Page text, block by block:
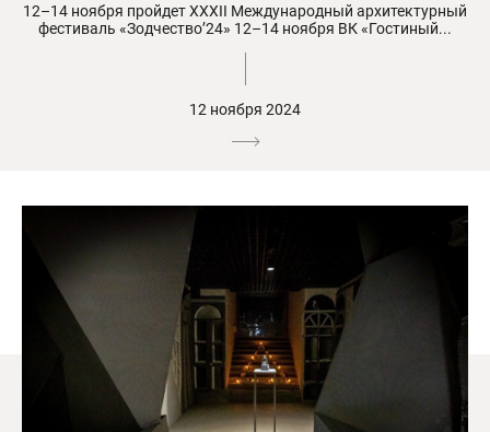
12–14 ноября пройдет XXXII Международный архитектурный
фестиваль «Зодчество’24» 12–14 ноября ВК «Гостиный...
12 ноября 2024